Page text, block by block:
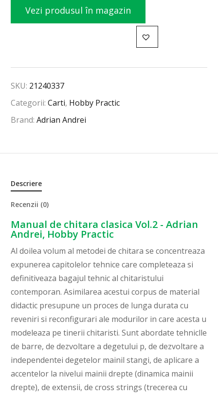
Vezi produsul în magazin
SKU: 21240337
Categorii:Carti, Hobby Practic
Brand:Adrian Andrei
Descriere
Recenzii (0)
Manual de chitara clasica Vol.2 - Adrian
Andrei, Hobby Practic
Al doilea volum al metodei de chitara se concentreaza
expunerea capitolelor tehnice care completeaza si
definitiveaza bagajul tehnic al chitaristului
contemporan. Asimilarea acestui corpus de material
didactic presupune un proces de lunga durata cu
reveniri si reconfigurari ale modurilor in care acesta u
modeleaza pe tinerii chitaristi. Sunt abordate tehniclle
de barre, de dezvoltare a degetului p, de dezvoltare a
independentei degetelor mainil stangi, de aplicare a
accentelor la nivelui mainii drepte (dinamica mainii
drepte), de extensii, de cross strings (trecerea cu